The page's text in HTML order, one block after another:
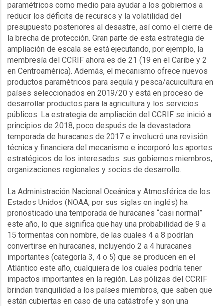
paramétricos como medio para ayudar a los gobiernos a
reducir los déficits de recursos y la volatilidad del
presupuesto posteriores al desastre, así como el cierre de
la brecha de protección. Gran parte de esta estrategia de
ampliación de escala se está ejecutando, por ejemplo, la
membresía del CCRIF ahora es de 21 (19 en el Caribe y 2
en Centroamérica). Además, el mecanismo ofrece nuevos
productos paramétricos para sequía y pesca/acuicultura en
países seleccionados en 2019/20 y está en proceso de
desarrollar productos para la agricultura y los servicios
públicos. La estrategia de ampliación del CCRIF se inició a
principios de 2018, poco después de la devastadora
temporada de huracanes de 2017 e involucró una revisión
técnica y financiera del mecanismo e incorporó los aportes
estratégicos de los interesados: sus gobiernos miembros,
organizaciones regionales y socios de desarrollo.
La Administración Nacional Oceánica y Atmosférica de los
Estados Unidos (NOAA, por sus siglas en inglés) ha
pronosticado una temporada de huracanes “casi normal”
este año, lo que significa que hay una probabilidad de 9 a
15 tormentas con nombre, de las cuales 4 a 8 podrían
convertirse en huracanes, incluyendo 2 a 4 huracanes
importantes (categoría 3, 4 o 5) que se producen en el
Atlántico este año, cualquiera de los cuales podría tener
impactos importantes en la región. Las pólizas del CCRIF
brindan tranquilidad a los países miembros, que saben que
están cubiertas en caso de una catástrofe y son una